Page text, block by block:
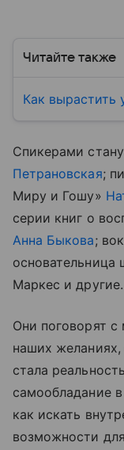
Читайте также
Как вырастить
Спикерами
Петрановская;
Миру и Гошу»
серии книг о
Анна Быкова;
основательница
Маркес и другие.
Они поговорят
наших желаниях,
стала
самообладание
как искать
возможности